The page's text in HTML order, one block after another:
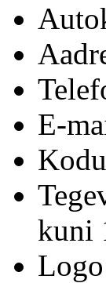
E-
kuni